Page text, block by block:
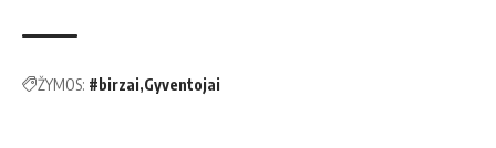
ŽYMOS: #birzai Gyventojai